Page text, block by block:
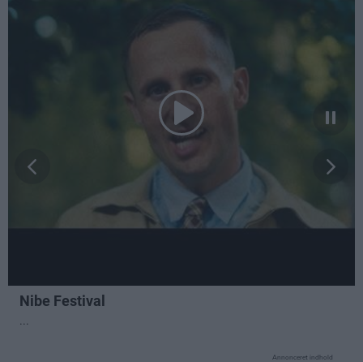
Annonceret indhold